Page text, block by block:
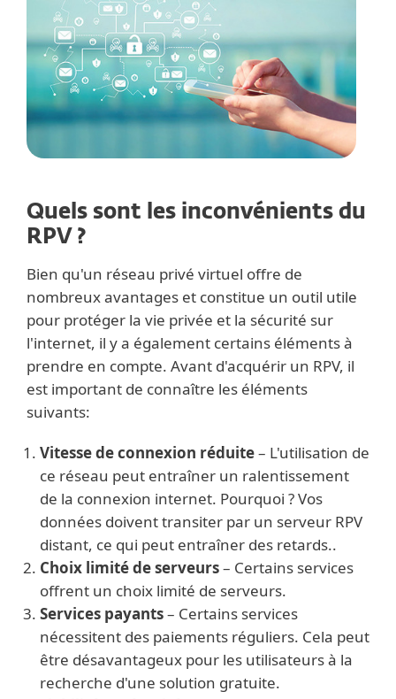
Quels sont les inconvénients du
RPV ?
Bien qu'un réseau privé virtuel offre de
nombreux avantages et constitue un outil utile
pour protéger la vie privée et la sécurité sur
l'internet, il y a également certains éléments à
prendre en compte. Avant d'acquérir un RPV, il
est important de connaître les éléments
suivants:
Vitesse de connexion réduite– L'utilisation de
ce réseau peut entraîner un ralentissement
de la connexion internet. Pourquoi ? Vos
données doivent transiter par un serveur RPV
distant, ce qui peut entraîner des retards..
Choix limité de serveurs– Certains services
offrent un choix limité de serveurs.
Services payants– Certains services
nécessitent des paiements réguliers. Cela peut
être désavantageux pour les utilisateurs à la
recherche d'une solution gratuite.